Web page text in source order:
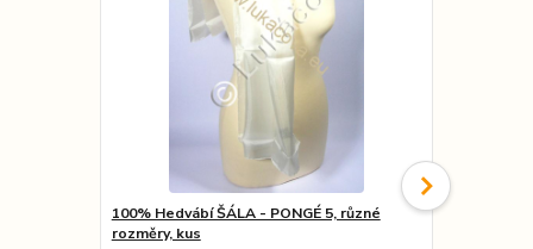
100% Hedvábí ŠÁLA - PONGÉ 5, různé
rozměry, kus